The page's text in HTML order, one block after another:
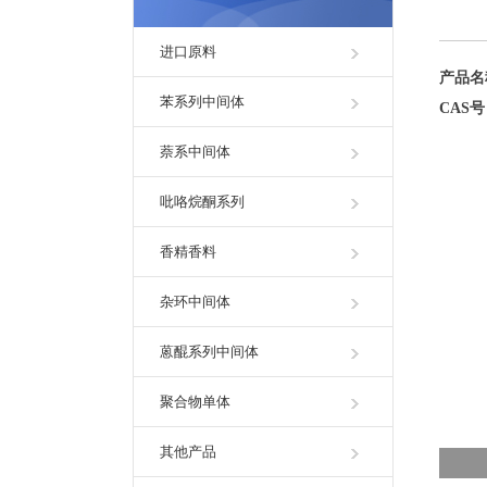
进口原料
苯系列中间体
萘系中间体
吡咯烷酮系列
香精香料
杂环中间体
蒽醌系列中间体
聚合物单体
其他产品
产品
CAS